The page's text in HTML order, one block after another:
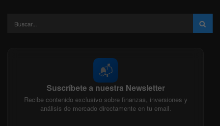
📬
Suscríbete a nuestra Newsletter
Recibe contenido exclusivo sobre finanzas, inversiones y
análisis de mercado directamente en tu email.